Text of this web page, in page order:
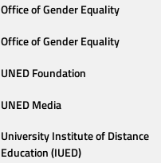
Office of Gender Equality
Office of Gender Equality
UNED Foundation
UNED Media
University Institute of Distance
Education (IUED)